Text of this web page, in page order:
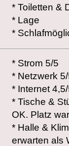
* Toiletten &
* Lage
*
* Strom 5/5
* Netzwerk
* Internet
* Tische &
OK. Platz
* Halle &
erwarten als